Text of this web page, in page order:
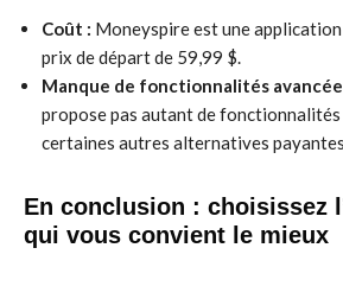
Coût : Moneyspire est une
prix de départ de 59,99 $.
Manque de fonctionnalités
propose pas autant de fonctionnalités
certaines autres alternatives
En conclusion : choisissez
qui vous convient le mieux